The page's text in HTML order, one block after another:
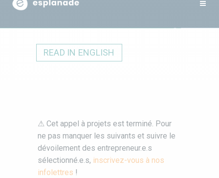
READ IN ENGLISH
⚠ Cet appel à projets est terminé. Pour
ne pas manquer les suivants et suivre le
dévoilement des entrepreneur.e.s
sélectionné.e.s, inscrivez-vous à nos
infolettres !